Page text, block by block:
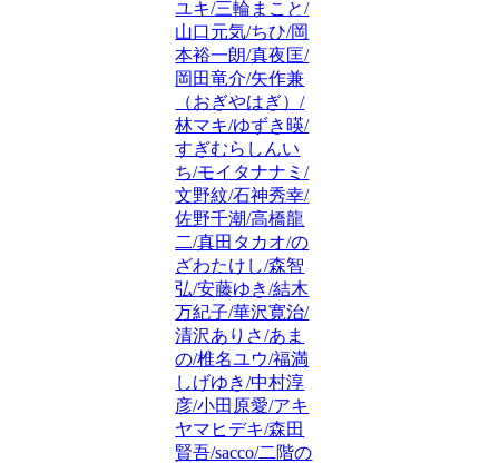
ユキ/三輪まこと/
山口元気/ちひ/岡
本裕一朗/真夜匡/
岡田竜介/矢作兼
（おぎやはぎ）/
林マキ/ゆずき暎/
すぎむらしんい
ち/モイタナナミ/
文野紋/石神秀幸/
佐野千潮/高橋龍
二/真田タカオ/の
ざわたけし/森智
弘/安藤ゆき/結木
万紀子/華沢寛治/
清沢ありさ/あま
の/椎名ユウ/福満
しげゆき/中村淳
彦/小田原愛/アキ
ヤマヒデキ/森田
賢吾/sacco/二階の